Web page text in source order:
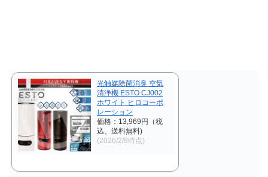
光触媒除菌消臭 空気
清浄機 ESTO CJ002
ホワイト ヒロコーポ
レーション
価格：13,969円（税
込、送料無料)
(2026/2/8時点)